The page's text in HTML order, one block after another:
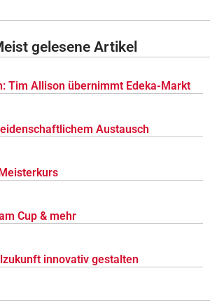
gelesene Artikel
Tim Allison übernimmt Edeka-Markt
Austausch
Cup & mehr
innovativ gestalten